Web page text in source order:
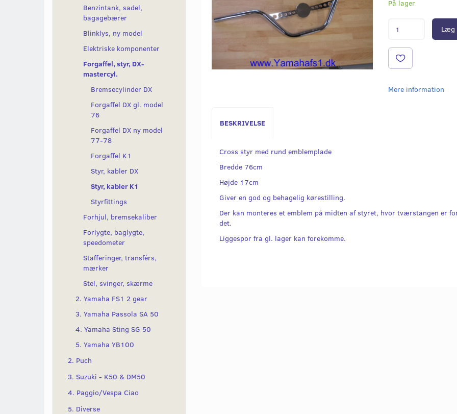
Benzintank, sadel,
bagagebærer
Blinklys, ny model
Elektriske komponenter
Forgaffel, styr, DX-
mastercyl.
Bremsecylinder DX
Forgaffel DX gl. model
76
Forgaffel DX ny model
77-78
Forgaffel K1
Styr, kabler DX
Styr, kabler K1
Styrfittings
Forhjul, bremsekaliber
Forlygte, baglygte,
speedometer
Stafferinger, transférs,
mærker
Stel, svinger, skærme
2. Yamaha FS1 2 gear
3. Yamaha Passola SA 50
4. Yamaha Sting SG 50
5. Yamaha YB100
2. Puch
3. Suzuki - K50 & DM50
4. Paggio/Vespa Ciao
5. Diverse
På lager
Læg
Mere information
BESKRIVELSE
Cross styr med rund emblemplade
Bredde 76cm
Højde 17cm
Giver en god og behagelig kørestilling.
Der kan monteres et emblem på midten af styret, hvor tværstangen er
det.
Liggespor fra gl. lager kan forekomme.